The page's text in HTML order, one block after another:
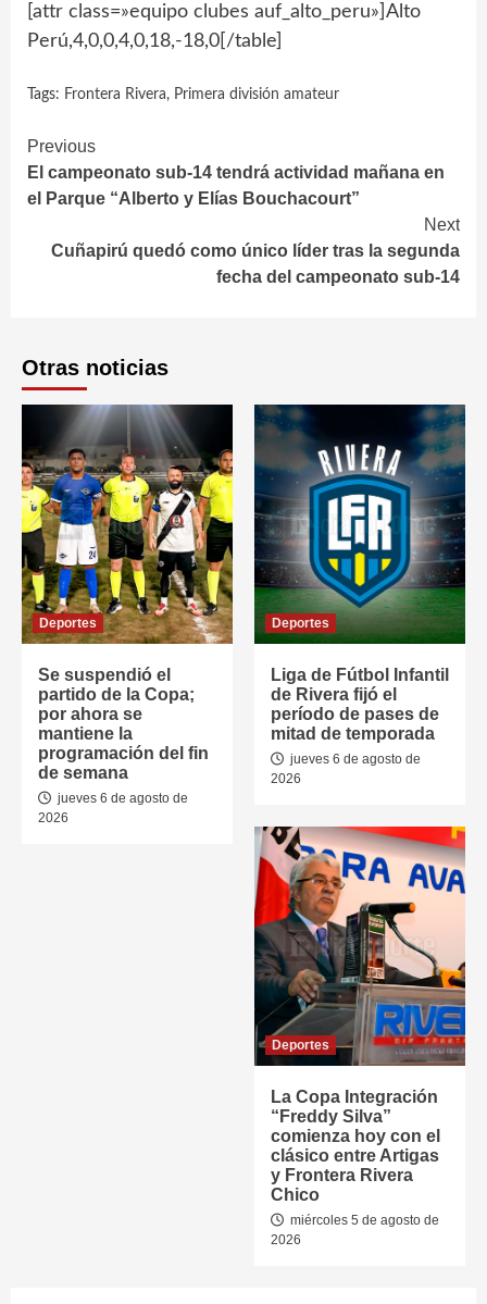
[attr class=»equipo clubes auf_alto_peru»]Alto
Perú,4,0,0,4,0,18,-18,0[/table]
Tags: Frontera Rivera, Primera división amateur
Continue
Reading
Previous
El campeonato sub-14 tendrá actividad mañana en
el Parque “Alberto y Elías Bouchacourt”
Next
Cuñapirú quedó como único líder tras la segunda
fecha del campeonato sub-14
Otras noticias
Deportes
Se suspendió el
partido de la Copa;
por ahora se
mantiene la
programación del fin
de semana
jueves 6 de agosto de
2026
Deportes
Liga de Fútbol Infantil
de Rivera fijó el
período de pases de
mitad de temporada
jueves 6 de agosto de
2026
Deportes
La Copa Integración
“Freddy Silva”
comienza hoy con el
clásico entre Artigas
y Frontera Rivera
Chico
miércoles 5 de agosto de
2026